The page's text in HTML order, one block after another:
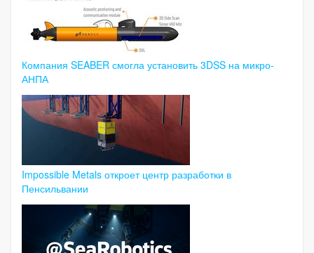
Компания SEABER смогла установить 3DSS на микро-
АНПА
Impossible Metals откроет центр разработки в
Пенсильвании